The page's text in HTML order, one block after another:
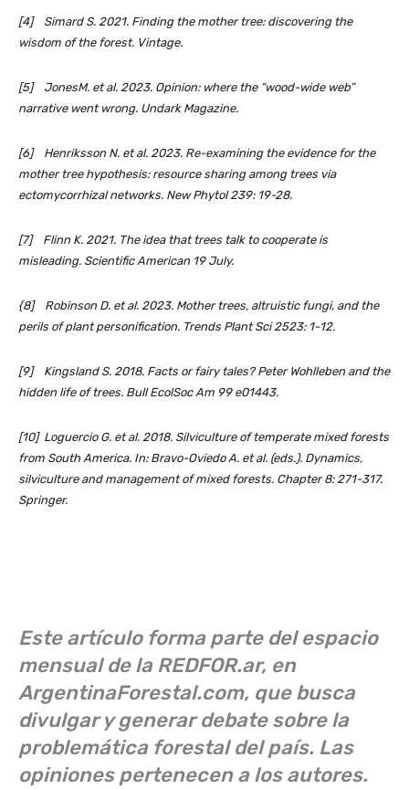
[4] Simard S. 2021. Finding the mother tree: discovering the
wisdom of the forest. Vintage.
[5] JonesM. et al. 2023. Opinion: where the “wood-wide web”
narrative went wrong. Undark Magazine.
[6] Henriksson N. et al. 2023. Re-examining the evidence for the
mother tree hypothesis: resource sharing among trees via
ectomycorrhizal networks. New Phytol 239: 19-28.
[7] Flinn K. 2021. The idea that trees talk to cooperate is
misleading. Scientific American 19 July.
{8] Robinson D. et al. 2023. Mother trees, altruistic fungi, and the
perils of plant personification. Trends Plant Sci 2523: 1-12.
[9] Kingsland S. 2018. Facts or fairy tales? Peter Wohlleben and the
hidden life of trees. Bull EcolSoc Am 99 e01443.
[10] Loguercio G. et al. 2018. Silviculture of temperate mixed forests
from South America. In: Bravo-Oviedo A. et al. (eds.). Dynamics,
silviculture and management of mixed forests. Chapter 8: 271-317.
Springer.
Este artículo forma parte del espacio
mensual de la REDFOR.ar, en
ArgentinaForestal.com, que busca
divulgar y generar debate sobre la
problemática forestal del país. Las
opiniones pertenecen a los autores.